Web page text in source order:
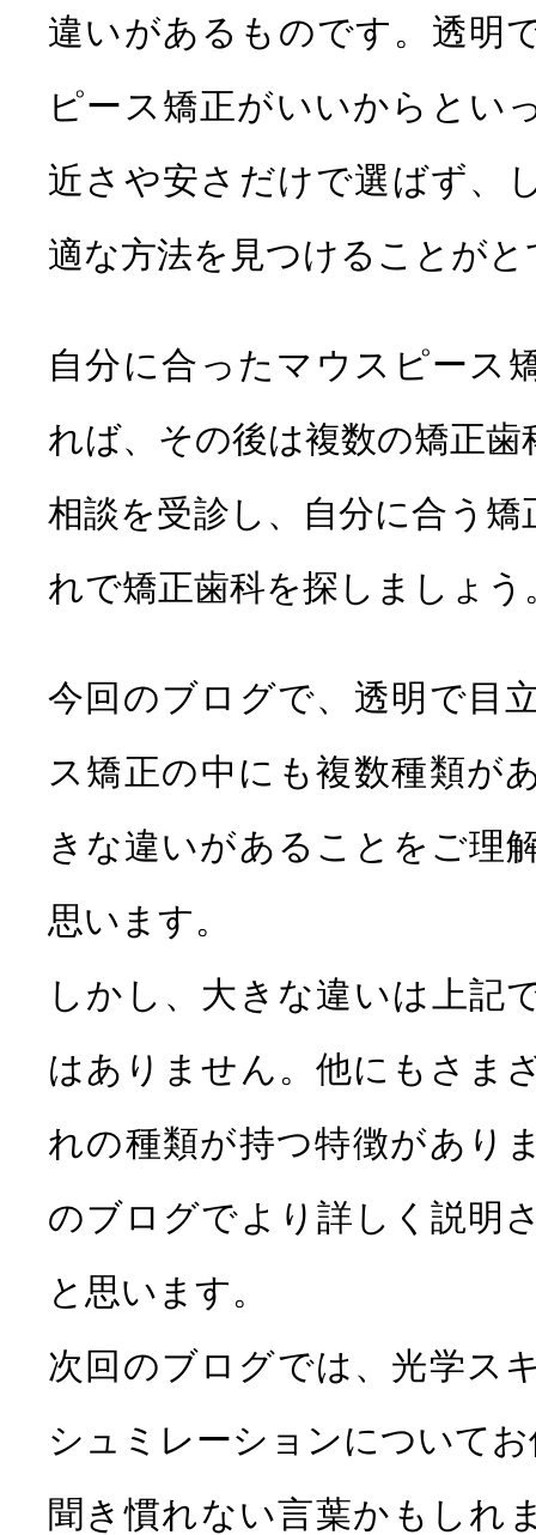
違いがあるものです。透明
ピース矯正がいいからとい
近さや安さだけで選ばず、
適な方法を見つけることが
自分に合ったマウスピース
れば、その後は複数の矯正
相談を受診し、自分に合う
れで矯正歯科を探しましょう
今回のブログで、透明で目
ス矯正の中にも複数種類が
きな違いがあることをご理
思います。
しかし、大きな違いは上記
はありません。他にもさま
れの種類が持つ特徴があり
のブログでより詳しく説明
と思います。
次回のブログでは、光学ス
シュミレーションについて
聞き慣れない言葉かもしれ